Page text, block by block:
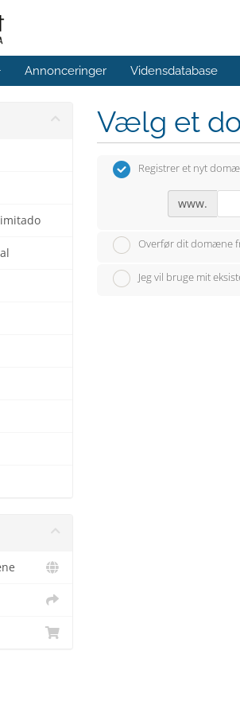
Annonceringer Vidensdatabase
Vælg et
Registrer et nyt
www.
Overfør dit domæne
Jeg vil bruge mit